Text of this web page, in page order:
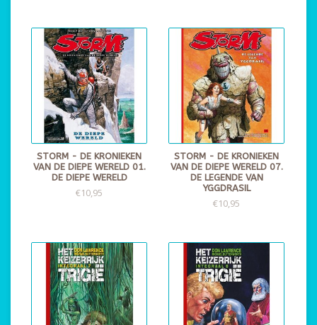
STORM - DE KRONIEKEN
VAN DE DIEPE WERELD 01.
DE DIEPE WERELD
€10,95
STORM - DE KRONIEKEN
VAN DE DIEPE WERELD 07.
DE LEGENDE VAN
YGGDRASIL
€10,95